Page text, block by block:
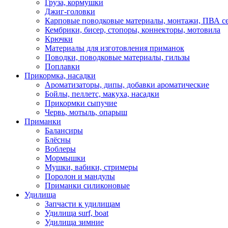
Груза, кормушки
Джиг-головки
Карповые поводковые материалы, монтажи, ПВА
Кембрики, бисер, стопоры, коннекторы, мотовила
Крючки
Материалы для изготовления приманок
Поводки, поводковые материалы, гильзы
Поплавки
Прикормка, насадки
Ароматизаторы, дипы, добавки ароматические
Бойлы, пеллетс, макуха, насадки
Прикормки сыпучие
Червь, мотыль, опарыш
Приманки
Балансиры
Блёсны
Воблеры
Мормышки
Мушки, вабики, стримеры
Поролон и мандулы
Приманки силиконовые
Удилища
Запчасти к удилищам
Удилища surf, boat
Удилища зимние